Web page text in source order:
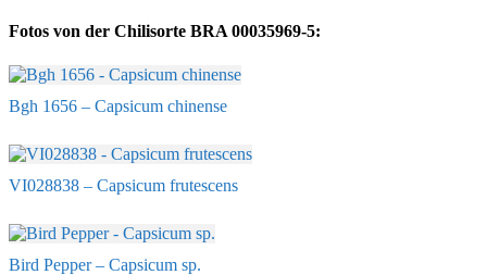
Fotos von der Chilisorte BRA 00035969-5:
Bgh 1656 – Capsicum chinense
VI028838 – Capsicum frutescens
Bird Pepper – Capsicum sp.